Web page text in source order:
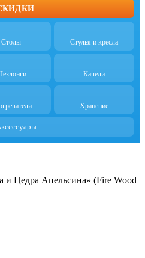
Столы Стулья и кресла
Качели
Хранение
Цедра Апельсина» (Fire Wood